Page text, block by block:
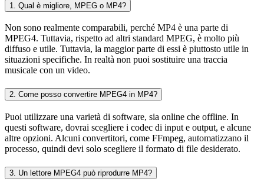
1. Qual è migliore, MPEG o MP4?
Non sono realmente comparabili, perché MP4 è una parte di
MPEG4. Tuttavia, rispetto ad altri standard MPEG, è molto più
diffuso e utile. Tuttavia, la maggior parte di essi è piuttosto utile in
situazioni specifiche. In realtà non puoi sostituire una traccia
musicale con un video.
2. Come posso convertire MPEG4 in MP4?
Puoi utilizzare una varietà di software, sia online che offline. In
questi software, dovrai scegliere i codec di input e output, e alcune
altre opzioni. Alcuni convertitori, come FFmpeg, automatizzano il
processo, quindi devi solo scegliere il formato di file desiderato.
3. Un lettore MPEG4 può riprodurre MP4?